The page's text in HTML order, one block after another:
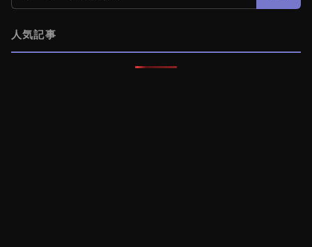
人気記事